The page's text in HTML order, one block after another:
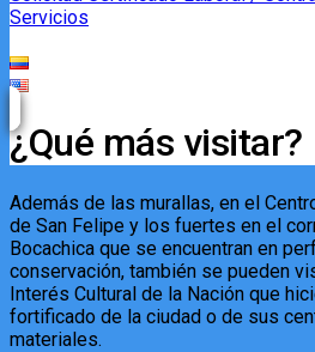
Servicios
¿Qué más visitar?
Además de las murallas, en el
de San Felipe y los fuertes en el
Bocachica que se encuentran en
conservación, también se pueden
Interés Cultural de la Nación que
fortificado de la ciudad o de sus
materiales.